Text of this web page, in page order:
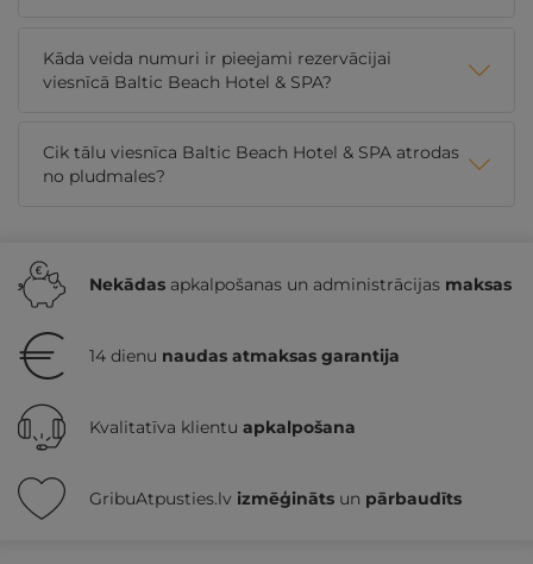
Kāda veida numuri ir pieejami rezervācijai
viesnīcā Baltic Beach Hotel & SPA?
Cik tālu viesnīca Baltic Beach Hotel & SPA atrodas
no pludmales?
Nekādas apkalpošanas un administrācijas maksas
14 dienu naudas atmaksas garantija
Kvalitatīva klientu apkalpošana
GribuAtpusties.lv izmēģināts un pārbaudīts